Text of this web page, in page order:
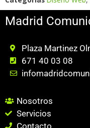
Madrid
Plaza Martinez
671 40 03 08
Nosotros
Servicios
Contacto